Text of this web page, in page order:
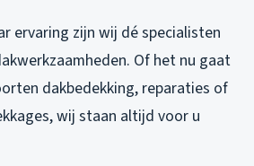
ervaring zijn wij dé specialisten
Of het nu gaat
dakbedekking, reparaties of
wij staan altijd voor u